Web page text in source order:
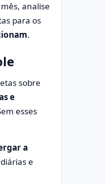
analise
para os
.
sobre
e
esses
a
e